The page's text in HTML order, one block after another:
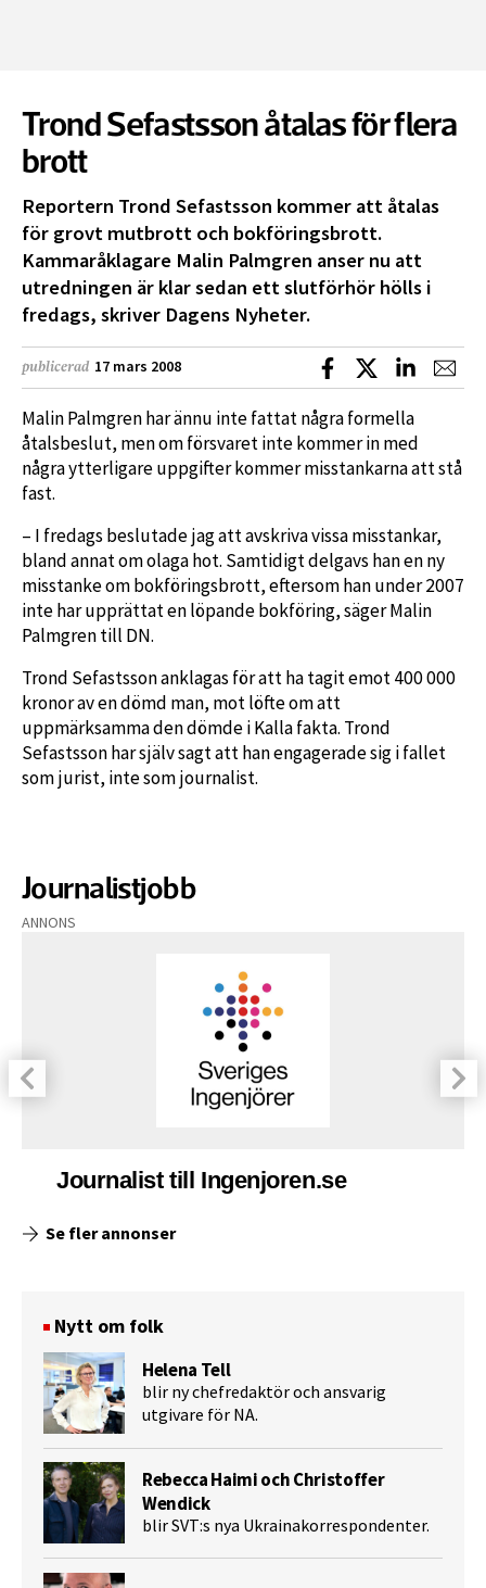
Trond Sefastsson åtalas för flera
brott
Reportern Trond Sefastsson kommer att åtalas
för grovt mutbrott och bokföringsbrott.
Kammaråklagare Malin Palmgren anser nu att
utredningen är klar sedan ett slutförhör hölls i
fredags, skriver Dagens Nyheter.
publicerad 17 mars 2008 Dela på Facebook
Dela på XDela på
Malin Palmgren har ännu inte fattat några formella
åtalsbeslut, men om försvaret inte kommer in med
några ytterligare uppgifter kommer misstankarna att stå
fast.
– I fredags beslutade jag att avskriva vissa misstankar,
bland annat om olaga hot. Samtidigt delgavs han en ny
misstanke om bokföringsbrott, eftersom han under 2007
inte har upprättat en löpande bokföring, säger Malin
Palmgren till DN.
Trond Sefastsson anklagas för att ha tagit emot 400 000
kronor av en dömd man, mot löfte om att
uppmärksamma den dömde i Kalla fakta. Trond
Sefastsson har själv sagt att han engagerade sig i fallet
som jurist, inte som journalist.
Journalistjobb
ANNONS
Journalist till Ingenjoren.se
Se fler annonser
Nytt om folk
Helena Tell
blir ny chefredaktör och ansvarig
utgivare för NA.
Rebecca Haimi och Christoffer
Wendick
blir SVT:s nya Ukrainakorrespondenter.